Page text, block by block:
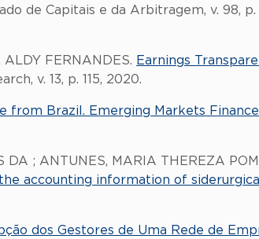
de Capitais e da Arbitragem, v. 98, p.
ALDY FERNANDES. Earnings
v. 13, p. 115, 2020.
from Brazil. Emerging Markets
DA ; ANTUNES, MARIA THEREZA
accounting information of
dos Gestores de Uma Rede de